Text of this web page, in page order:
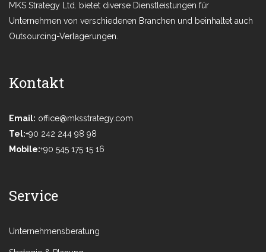
MKS Strategy Ltd. bietet diverse Dienstleistungen für
Unternehmen von verschiedenen Branchen und beinhaltet auch
Outsourcing-Verlagerungen.
Kontakt
Email: office@mksstrategy.com
Tel:+90 242 244 98 98
Mobile:+90 545 175 15 16
Service
Unternehmensberatung